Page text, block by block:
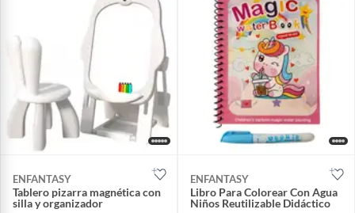
ENFANTASY
Tablero pizarra magnética con
silla y organizador
ENFANTASY
Libro Para Colorear Con Agua
Niños Reutilizable Didáctico